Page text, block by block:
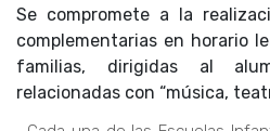
Se compromete a la
complementarias en horario
familias, dirigidas al
relacionadas con “música,